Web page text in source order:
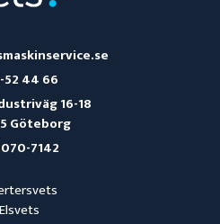
Elsvets
52 44 66
16-18
Göteborg
7142